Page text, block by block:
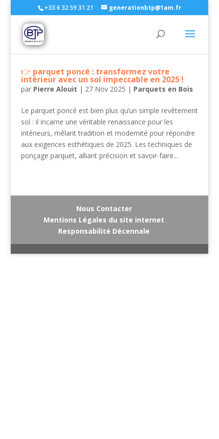
+33 6 32 59 31 21 generationbtp@1am.fr
parquet poncé : transformez votre
intérieur avec un sol impeccable en 2025 !
par Pierre Alouit | 27 Nov 2025 | Parquets en Bois
Le parquet poncé est bien plus qu’un simple revêtement
sol : il incarne une véritable renaissance pour les
intérieurs, mêlant tradition et modernité pour répondre
aux exigences esthétiques de 2025. Les techniques de
ponçage parquet, alliant précision et savoir-faire...
Nous Contacter
Mentions Légales du site internet
Responsabilité Décennale